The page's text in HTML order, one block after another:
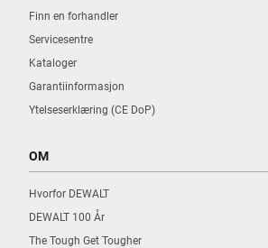
Finn en forhandler
Servicesentre
Kataloger
Garantiinformasjon
Ytelseserklæring (CE DoP)
OM
Hvorfor DEWALT
DEWALT 100 År
The Tough Get Tougher